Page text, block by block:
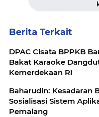
Berita Terkait
DPAC Cisata BPPKB
Bakat Karaoke
Kemerdekaan RI
Baharudin: Kesadaran
Sosialisasi Sistem
Pemalang